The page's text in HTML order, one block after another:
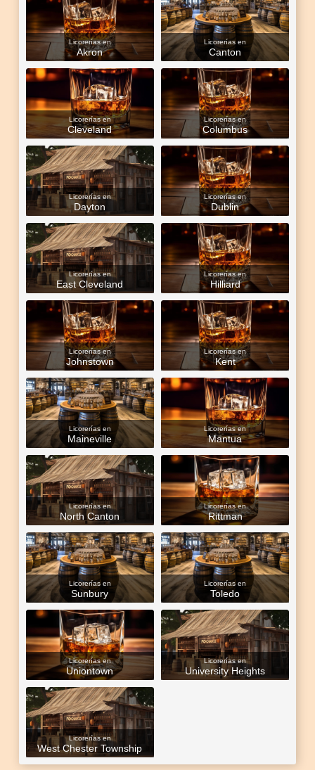
Licorerías en
Akron
Licorerías en
Canton
Licorerías en
Cleveland
Licorerías en
Columbus
Licorerías en
Dayton
Licorerías en
Dublin
Licorerías en
East Cleveland
Licorerías en
Hilliard
Licorerías en
Johnstown
Licorerías en
Kent
Licorerías en
Maineville
Licorerías en
Mantua
Licorerías en
North Canton
Licorerías en
Rittman
Licorerías en
Sunbury
Licorerías en
Toledo
Licorerías en
Uniontown
Licorerías en
University Heights
Licorerías en
West Chester Township